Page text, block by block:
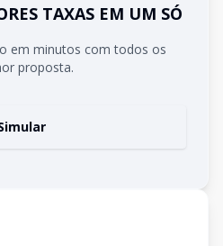
TAXAS EM UM SÓ
em minutos com todos os
proposta.